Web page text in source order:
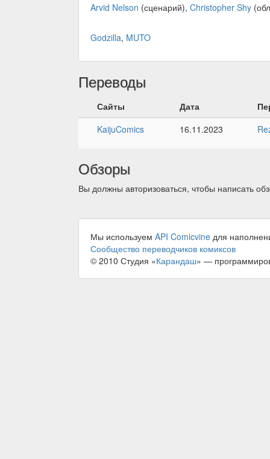
Arvid Nelson (сценарий), Christopher Shy
Godzilla, MUTO
Переводы
Сайты Дата
KaijuComics
16.11.2023
Обзоры
Вы должны авторизоваться, чтобы написать
Мы используем API Comicvine для
Сообщество переводчиков комиксов
© 2010 Студия «Карандаш» —